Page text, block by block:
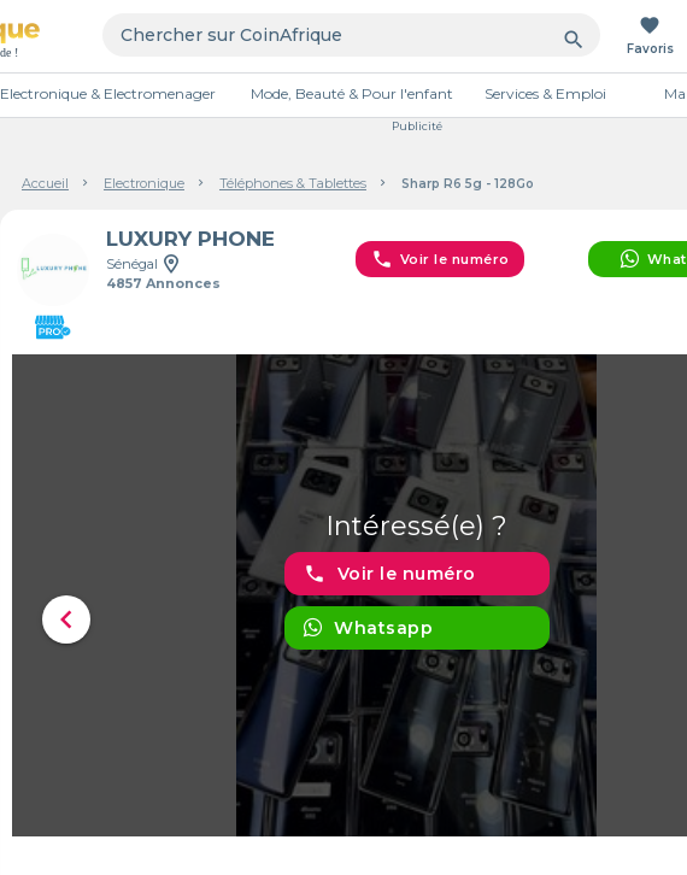
search
favorite
Favoris
Electronique & Electromenager Mode, Beauté & Pour l'enfant Services & Emploi
Publicité
Accueil Electronique Téléphones & Tablettes Sharp R6 5g - 128Go
LUXURY PHONE
Sénégal
4857 Annonces
phone Voir le numéro
chevron_left
Intéressé(e) ?
phone Voir le numéro
Whatsapp